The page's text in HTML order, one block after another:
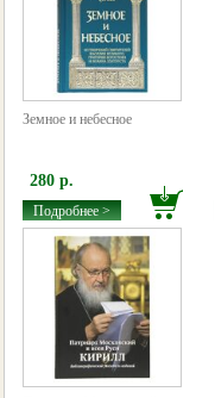
Земное и небесное
280 р.
Подробнее >